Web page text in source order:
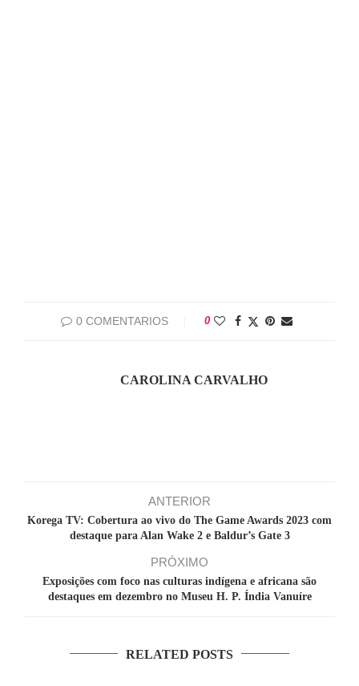
0 COMENTARIOS 0
CAROLINA CARVALHO
ANTERIOR
Korega TV: Cobertura ao vivo do The Game Awards 2023 com
destaque para Alan Wake 2 e Baldur’s Gate 3
PRÓXIMO
Exposições com foco nas culturas indígena e africana são
destaques em dezembro no Museu H. P. Índia Vanuíre
RELATED POSTS